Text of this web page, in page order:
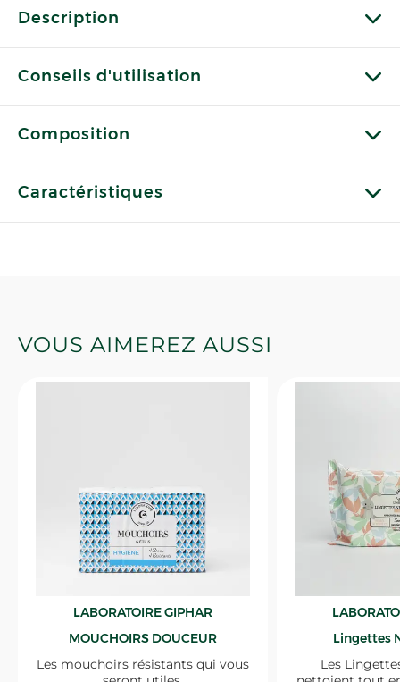
Description
Conseils d'utilisation
Composition
Caractéristiques
VOUS AIMEREZ AUSSI
LABORATOIRE GIPHAR
MOUCHOIRS DOUCEUR
Les mouchoirs résistants qui vous
Lingettes
Les